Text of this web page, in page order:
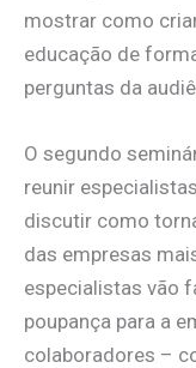
mostrar como
educação de
perguntas da
O segundo
reunir
discutir como
das empresas
especialistas vão
poupança para a
colaboradores –